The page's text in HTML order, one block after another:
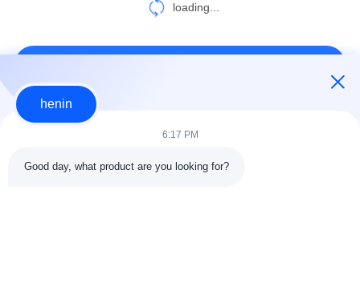
loading...
Bad Request
henin
6:17 PM
Good day, what product are you looking for?